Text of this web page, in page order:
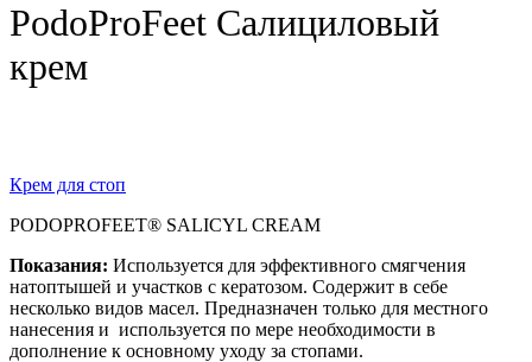
PodoProFeet Салициловый
крем
Крем для стоп
PODOPROFEET® SALICYL CREAM
Показания: Используется для эффективного смягчения
натоптышей и участков с кератозом. Содержит в себе
несколько видов масел. Предназначен только для местного
нанесения и используется по мере необходимости в
дополнение к основному уходу за стопами.